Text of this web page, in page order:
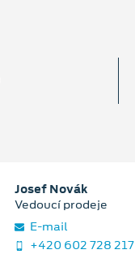
Josef Novák
Vedoucí prodeje
E‑mail
+420 602 728 217